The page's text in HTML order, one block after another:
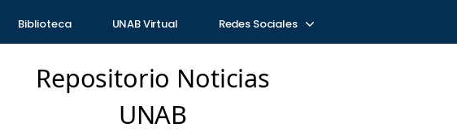
Biblioteca UNAB Virtual Redes Sociales
Repositorio Noticias
UNAB